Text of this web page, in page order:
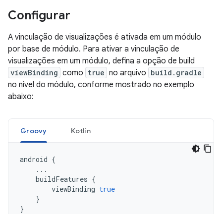
Configurar
A vinculação de visualizações é ativada em um módulo
por base de módulo. Para ativar a vinculação de
visualizações em um módulo, defina a opção de build
viewBinding como true no arquivo build.gradle
no nível do módulo, conforme mostrado no exemplo
abaixo:
Groovy Kotlin
android {
...
buildFeatures {
viewBinding true
}
}